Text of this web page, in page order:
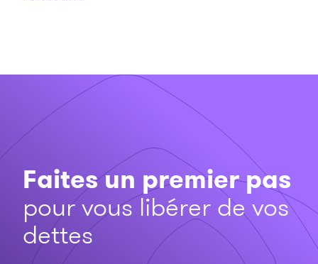
Faites un premier pas
pour vous libérer de vos
dettes